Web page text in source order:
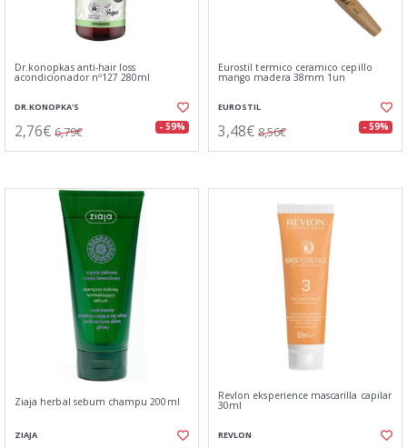
Dr.konopkas anti-hair loss
acondicionador nº127 280ml
DR.KONOPKA'S
2,76€ 6,79€ - 59%
Eurostil termico ceramico cepillo
mango madera 38mm 1un
EUROSTIL
3,48€ 8,56€ - 59%
Ziaja herbal sebum champu 200ml
ZIAJA
Revlon eksperience mascarilla capilar
30ml
REVLON